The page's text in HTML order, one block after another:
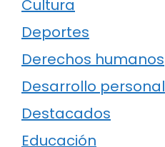
Cultura
Deportes
Derechos humanos
Desarrollo personal
Destacados
Educación